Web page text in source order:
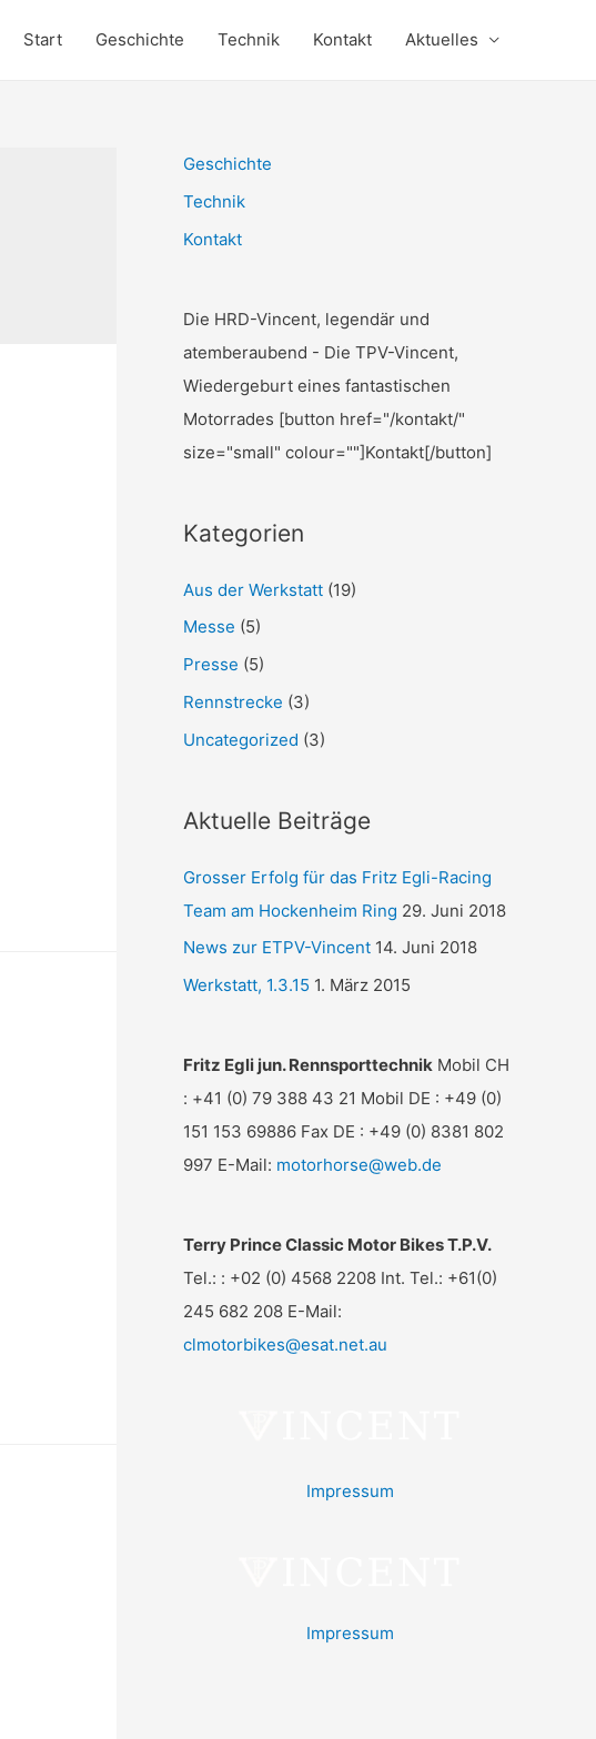
Start Geschichte Technik Kontakt Aktuelles
Geschichte
Technik
Kontakt
Die HRD-Vincent, legendär und
atemberaubend - Die TPV-Vincent,
Wiedergeburt eines fantastischen
Motorrades [button href="/kontakt/"
size="small" colour=""]Kontakt[/button]
Kategorien
Aus der Werkstatt (19)
Messe (5)
Presse (5)
Rennstrecke (3)
Uncategorized (3)
Aktuelle Beiträge
Grosser Erfolg für das Fritz Egli-Racing
Team am Hockenheim Ring 29. Juni 2018
News zur ETPV-Vincent 14. Juni 2018
Werkstatt, 1.3.15 1. März 2015
Fritz Egli jun. Rennsporttechnik Mobil CH
: +41 (0) 79 388 43 21 Mobil DE : +49 (0)
151 153 69886 Fax DE : +49 (0) 8381 802
997 E-Mail: motorhorse@web.de
Terry Prince Classic Motor Bikes T.P.V.
Tel.: : +02 (0) 4568 2208 Int. Tel.: +61(0)
245 682 208 E-Mail:
clmotorbikes@esat.net.au
Impressum
Impressum